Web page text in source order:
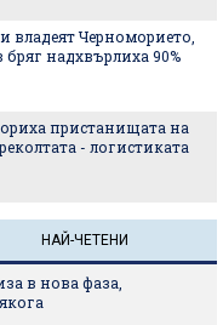
владеят Черноморието,
надхвърлиха 90%
пристанищата на
- логистиката
НАЙ-ЧЕТЕНИ
в нова фаза,